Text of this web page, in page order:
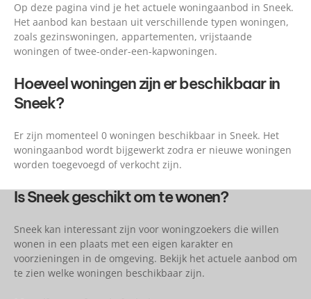
Op deze pagina vind je het actuele woningaanbod in Sneek.
Het aanbod kan bestaan uit verschillende typen woningen,
zoals gezinswoningen, appartementen, vrijstaande
woningen of twee-onder-een-kapwoningen.
Hoeveel woningen zijn er beschikbaar in
Sneek?
Er zijn momenteel 0 woningen beschikbaar in Sneek. Het
woningaanbod wordt bijgewerkt zodra er nieuwe woningen
worden toegevoegd of verkocht zijn.
Is Sneek geschikt om te wonen?
Sneek kan interessant zijn voor woningzoekers die willen
wonen in een plaats met een eigen karakter en
voorzieningen in de omgeving. Bekijk het actuele aanbod om
te zien welke woningen beschikbaar zijn.